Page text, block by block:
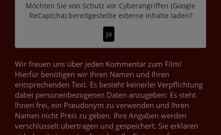
Möchten Sie von Schutz vor Cyberangriffen (Google
ReCaptcha)bereitgestellte externe Inhalte laden?
Ja
Wir freuen uns über jeden Kommentar zum Film!
Hierfür benötigen wir Ihren Namen und Ihren
entsprechenden Text. Es besteht keinerlei Verpflichtung
dabei personenbezogenen Daten anzugeben: Es steht
Ihnen frei, ein Pseudonym zu verwenden und Ihren
Namen nicht Preis zu geben. Ihre Angaben werden
verschlüsselt übertragen und gespeichert. Sie erklären